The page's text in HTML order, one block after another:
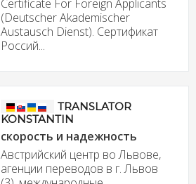
Certificate For Foreign Applicants
(Deutscher Akademischer
Austausch Dienst). Сертификат
Россий...
TRANSLATOR
KONSTANTIN
скорость и надежность
Австрийский центр во Львове,
агенции переводов в г. Львов